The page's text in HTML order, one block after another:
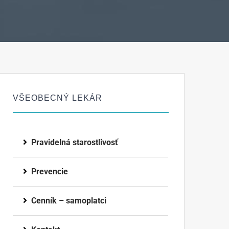
VŠEOBECNÝ LEKÁR
Pravidelná starostlivosť
Prevencie
Cenník – samoplatci